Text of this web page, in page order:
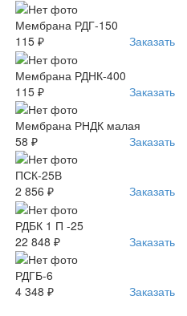
Мембрана РДГ-150
115 ₽
Заказать
Мембрана РДНК-400
115 ₽
Заказать
Мембрана РНДК малая
58 ₽
Заказать
ПСК-25В
2 856 ₽
Заказать
РДБК 1 П -25
22 848 ₽
Заказать
РДГБ-6
4 348 ₽
Заказать